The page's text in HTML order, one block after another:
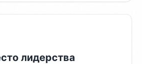
лидерства